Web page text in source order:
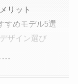
リット
すめモデル5選
ザイン選び